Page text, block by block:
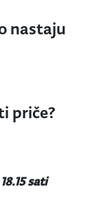
nastaju
priče?
sati